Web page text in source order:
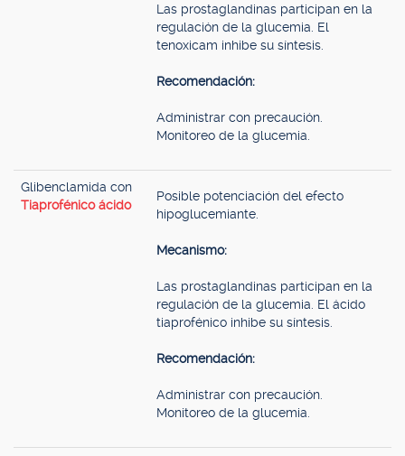
Las prostaglandinas participan en la
regulación de la glucemia. El
tenoxicam inhibe su síntesis.
Recomendación:
Administrar con precaución.
Monitoreo de la glucemia.
Glibenclamida con
Tiaprofénico ácido
Posible potenciación del efecto
hipoglucemiante.
Mecanismo:
Las prostaglandinas participan en la
regulación de la glucemia. El ácido
tiaprofénico inhibe su síntesis.
Recomendación:
Administrar con precaución.
Monitoreo de la glucemia.